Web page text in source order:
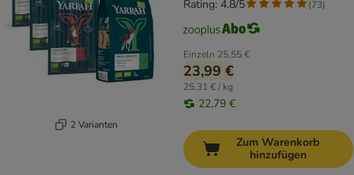
2 Varianten
Einzeln 25,55 €
23,99 €
25,31 € / kg
22,79 €
Rating: 4.8/5 (73)
Zum Warenkorb
hinzufügen